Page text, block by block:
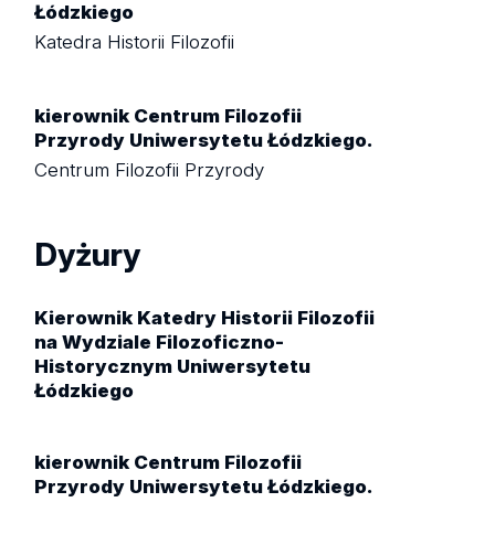
Łódzkiego
Katedra Historii Filozofii
kierownik Centrum Filozofii
Przyrody Uniwersytetu Łódzkiego.
Centrum Filozofii Przyrody
Dyżury
Kierownik Katedry Historii Filozofii
na Wydziale Filozoficzno-
Historycznym Uniwersytetu
Łódzkiego
kierownik Centrum Filozofii
Przyrody Uniwersytetu Łódzkiego.